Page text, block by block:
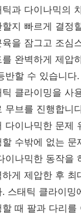
틱과 다이나믹의
할지 빠르게 결정
육을 잠그고 조심
를 완벽하게 제압
반할 수 있습니
틱 클라이밍을 사
무브를 진행합니
다이나믹한 문제
할 수밖에 없는
이나믹한 동작을
하게 제압한 후
. 스태틱 클라이
할 때 팔과 다리